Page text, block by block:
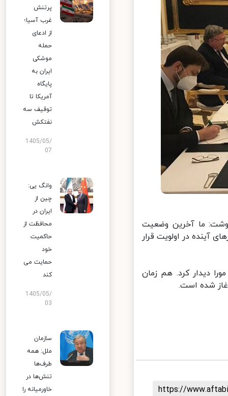
ما آخرین وضعیت
آینده در اولویت قرار
دیدار کرد. هم زمان
شده است.
https://
پرتنش
غرب آسیا؛
از ادعای
حمله
موشکی
ایران به
پایگاه
آمریکا تا
توقیف سه
نفتکش
1405/05/
07
وانگ یی:
چین از
ایران در
محافظت از
حاکمیت
خود
حمایت می
کند
1405/05/
03
سازمان
ملل: همه
طرف‌ها
تنش‌ها در
خاورمیانه را